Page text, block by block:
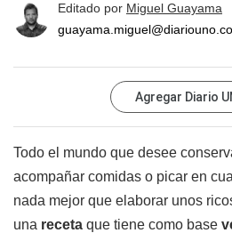
Editado por Miguel Guayama
Agregar Diario
Todo el mundo que desee
acompañar comidas o picar en
nada mejor que elaborar unos
una receta que tiene como base